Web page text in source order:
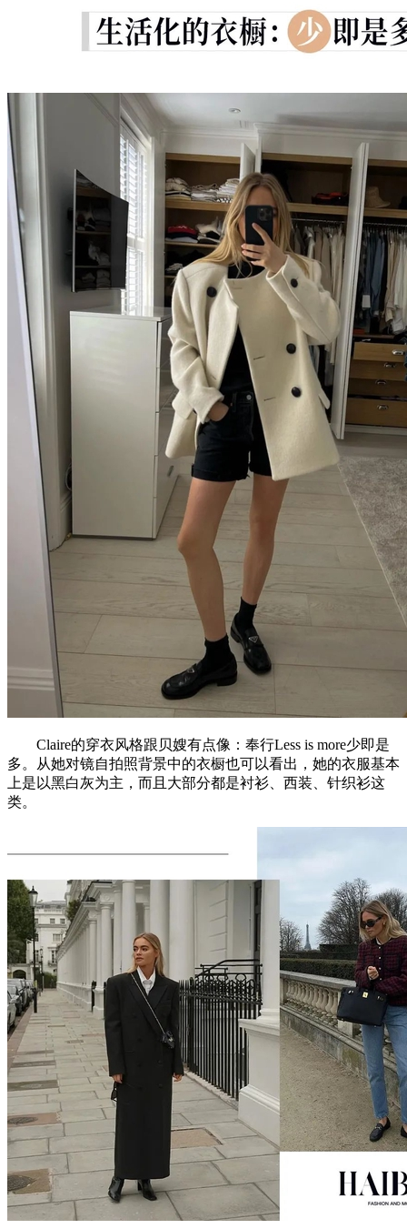
Claire的穿衣风格跟贝嫂有点像：奉行Less is more少即是
多。从她对镜自拍照背景中的衣橱也可以看出，她的衣服基本
上是以黑白灰为主，而且大部分都是衬衫、西装、针织衫这
类。